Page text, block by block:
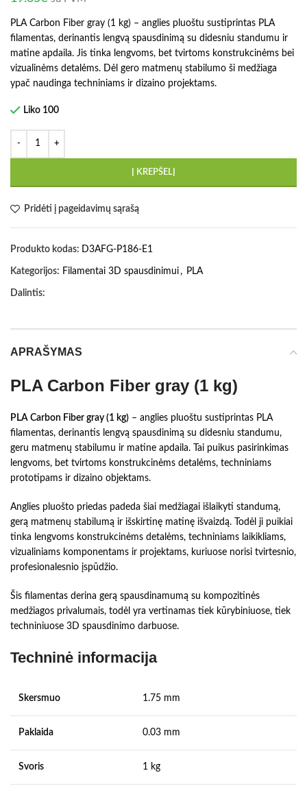
PLA Carbon Fiber gray (1 kg) – anglies pluoštu sustiprintas PLA
filamentas, derinantis lengvą spausdinimą su didesniu standumu ir
matine apdaila. Jis tinka lengvoms, bet tvirtoms konstrukcinėms bei
vizualinėms detalėms. Dėl gero matmenų stabilumo ši medžiaga
ypač naudinga techniniams ir dizaino projektams.
Liko 100
Į KREPŠELĮ
Pridėti į pageidavimų sąrašą
Produkto kodas: D3AFG-P186-E1
Kategorijos: Filamentai 3D spausdinimui, PLA
Dalintis:
APRAŠYMAS
PLA Carbon Fiber gray (1 kg)
PLA Carbon Fiber gray (1 kg) – anglies pluoštu sustiprintas PLA
filamentas, derinantis lengvą spausdinimą su didesniu standumu,
geru matmenų stabilumu ir matine apdaila. Tai puikus pasirinkimas
lengvoms, bet tvirtoms konstrukcinėms detalėms, techniniams
prototipams ir dizaino objektams.
Anglies pluošto priedas padeda šiai medžiagai išlaikyti standumą,
gerą matmenų stabilumą ir išskirtinę matinę išvaizdą. Todėl ji puikiai
tinka lengvoms konstrukcinėms detalėms, techniniams laikikliams,
vizualiniams komponentams ir projektams, kuriuose norisi tvirtesnio,
profesionalesnio įspūdžio.
Šis filamentas derina gerą spausdinamumą su kompozitinės
medžiagos privalumais, todėl yra vertinamas tiek kūrybiniuose, tiek
techniniuose 3D spausdinimo darbuose.
Techninė informacija
Skersmuo 1.75 mm
Paklaida 0.03 mm
Svoris 1 kg